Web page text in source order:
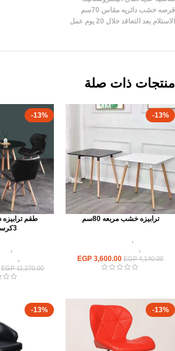
قرصه خشب دائريه مقاس 70سم
الاستلام بعد التعاقد خلال 20 يوم عمل
منتجات ذات صلة
-13%
ترابيزه خشب مربعه 80سم
كراسى,
وكافيهات,
EGP4,140.00
EGP 3,600.00
-13%
3كرسى جلد
كراسى,
وكافيهات,
EGP11,270.00
-13%
-13%